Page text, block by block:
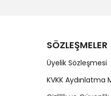
SÖZLEŞMELER
Üyelik Sözleşmesi
KVKK Aydınlatma